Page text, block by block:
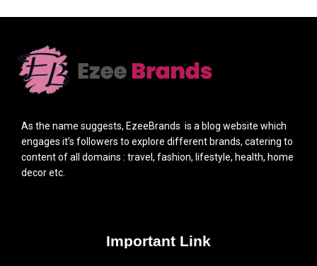
As the name suggests, EzeeBrands is a blog website which
engages it’s followers to explore different brands, catering to
content of all domains : travel, fashion, lifestyle, health, home
decor etc.
Important Link